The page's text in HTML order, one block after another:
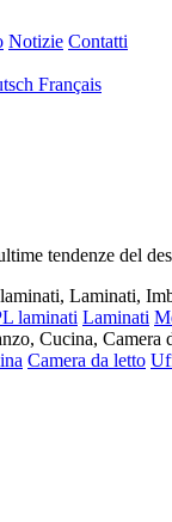
Notizie Contatti
Français
tendenze del
Laminati,
laminati Laminati
Cucina,
Camera da letto